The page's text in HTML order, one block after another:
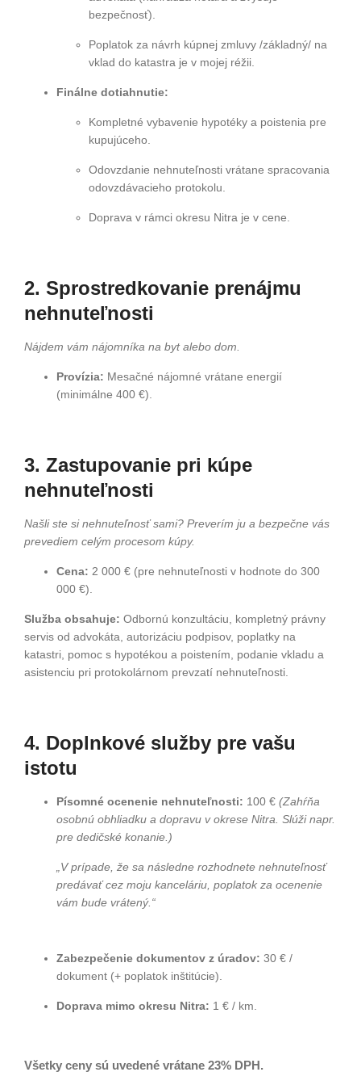
bezpečnosť).
Poplatok za návrh kúpnej zmluvy /základný/ na
vklad do katastra je v mojej réžii.
Finálne dotiahnutie:
Kompletné vybavenie hypotéky a poistenia pre
kupujúceho.
Odovzdanie nehnuteľnosti vrátane spracovania
odovzdávacieho protokolu.
Doprava v rámci okresu Nitra je v cene.
2. Sprostredkovanie prenájmu
nehnuteľnosti
Nájdem vám nájomníka na byt alebo dom.
Provízia: Mesačné nájomné vrátane energií
(minimálne 400 €).
3. Zastupovanie pri kúpe
nehnuteľnosti
Našli ste si nehnuteľnosť sami? Preverím ju a bezpečne vás
prevediem celým procesom kúpy.
Cena: 2 000 € (pre nehnuteľnosti v hodnote do 300
000 €).
Služba obsahuje: Odbornú konzultáciu, kompletný právny
servis od advokáta, autorizáciu podpisov, poplatky na
katastri, pomoc s hypotékou a poistením, podanie vkladu a
asistenciu pri protokolárnom prevzatí nehnuteľnosti.
4. Doplnkové služby pre vašu
istotu
Písomné ocenenie nehnuteľnosti: 100 € (Zahŕňa
osobnú obhliadku a dopravu v okrese Nitra. Slúži napr.
pre dedičské konanie.)
„V prípade, že sa následne rozhodnete nehnuteľnosť
predávať cez moju kanceláriu, poplatok za ocenenie
vám bude vrátený.“
Zabezpečenie dokumentov z úradov: 30 € /
dokument (+ poplatok inštitúcie).
Doprava mimo okresu Nitra: 1 € / km.
Všetky ceny sú uvedené vrátane 23% DPH.